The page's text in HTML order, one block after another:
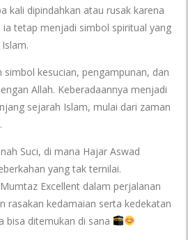
kali dipindahkan atau rusak karena
ia tetap menjadi simbol spiritual yang
kesucian, pengampunan, dan
Allah. Keberadaannya menjadi
sejarah Islam, mulai dari zaman
Suci, di mana Hajar Aswad
yang tak ternilai.
Excellent dalam perjalanan
rasakan kedamaian serta kedekatan
bisa ditemukan di sana